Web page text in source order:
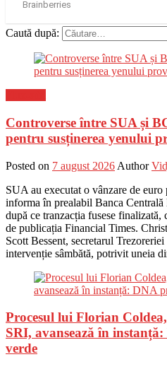
Caută după:
Controverse între SUA și
pentru susținerea yenului
Posted on 7 august 2026 Author
SUA au executat o vânzare de
informa în prealabil Banca Centrală
după ce tranzacția fusese
de publicația Financial Times.
Scott Bessent, secretarul
intervenție sâmbătă, potrivit uneia
Procesul lui Florian
SRI, avansează în
verde